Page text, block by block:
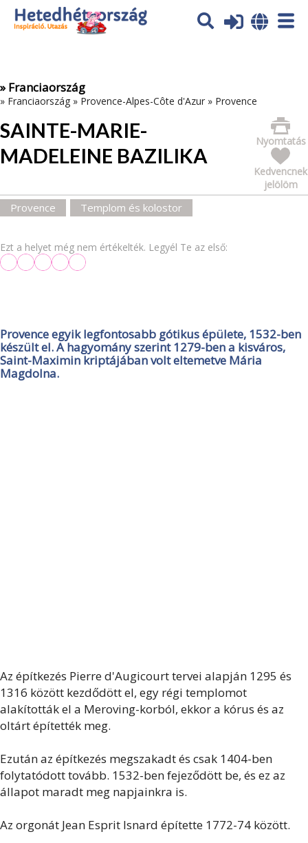
Az oldal sütiket (cookies) használ. További tájékoztatás itt:
Adatvédelmi tájékoztató
» Franciaország
» Franciaország » Provence-Alpes-Côte d'Azur » Provence
SAINTE-MARIE-
MADELEINE BAZILIKA
Nyomtatás
Kedvencnek
jelölöm
Provence Templom és kolostor
Ezt a helyet még nem értékelték. Legyél Te az első:
Provence egyik legfontosabb gótikus épülete, 1532-ben
készült el. A hagyomány szerint 1279-ben a kisváros,
Saint-Maximin kriptájában volt eltemetve Mária
Magdolna.
Az építkezés Pierre d'Augicourt tervei alapján 1295 és
1316 között kezdődött el, egy régi templomot
alakították el a Meroving-korból, ekkor a kórus és az
oltárt építették meg.
Ezután az építkezés megszakadt és csak 1404-ben
folytatódott tovább. 1532-ben fejeződött be, és ez az
állapot maradt meg napjainkra is.
Az orgonát Jean Esprit Isnard építette 1772-74 között.